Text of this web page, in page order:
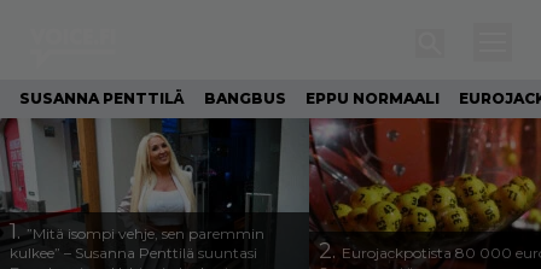
SUSANNA PENTTILÄ BANGBUS EPPU NORMAALI
1.”Mitä isompi vehje, sen paremmin
kulkee” – Susanna Penttilä suuntasi
2. Eurojackpotista 80 000